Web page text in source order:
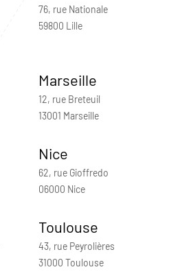
76, rue Nationale
59800 Lille
Marseille
12, rue Breteuil
13001 Marseille
Nice
62, rue Gioffredo
06000 Nice
Toulouse
43, rue Peyrolières
31000 Toulouse